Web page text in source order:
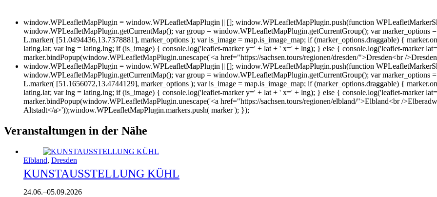
window.WPLeafletMapPlugin = window.WPLeafletMapPlugin || []; window.WPLeafletMapPlugin.push(function
window.WPLeafletMapPlugin.getCurrentMap(); var group = window.WPLeafletMapPlugin.getCurrentGroup(); var
L.marker( [51.0494436,13.7378881], marker_options ); var is_image = map.is_image_map; if (marker_options.draggable) {
latlng.lat; var lng = latlng.lng; if (is_image) { console.log('leaflet-marker y=' + lat + ' x=' + lng); } else { console.log('leaflet-marker
marker.bindPopup(window.WPLeafletMapPlugin.unescape('<a href="https://sachsen.tours/regionen/dresden/">Dresden<br /
window.WPLeafletMapPlugin = window.WPLeafletMapPlugin || []; window.WPLeafletMapPlugin.push(function
window.WPLeafletMapPlugin.getCurrentMap(); var group = window.WPLeafletMapPlugin.getCurrentGroup(); var
L.marker( [51.1656072,13.4744129], marker_options ); var is_image = map.is_image_map; if (marker_options.draggable) {
latlng.lat; var lng = latlng.lng; if (is_image) { console.log('leaflet-marker y=' + lat + ' x=' + lng); } else { console.log('leaflet-marker
marker.bindPopup(window.WPLeafletMapPlugin.unescape('<a href="https://sachsen.tours/regionen/elbland/">Elbland<br /
Altstadt</a>'));window.WPLeafletMapPlugin.markers.push( marker ); });
Veranstaltungen in der Nähe
Elbland, Dresden
KUNSTAUSSTELLUNG KÜHL
24.06.–05.09.2026